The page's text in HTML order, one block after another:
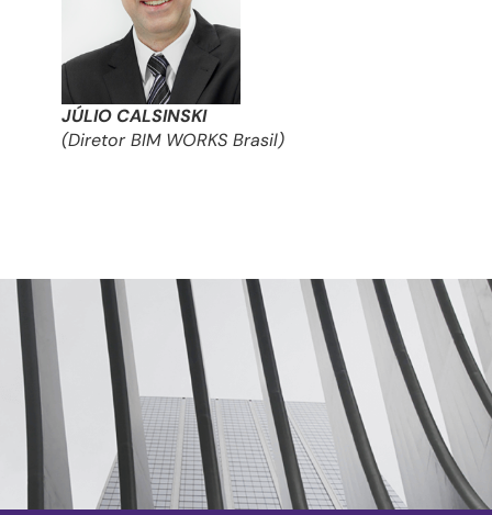
JÚLIO CALSINSKI
(Diretor BIM WORKS Brasil)